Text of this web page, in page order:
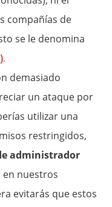
compañías de
se le denomina
.
demasiado
un ataque por
utilizar una
restringidos,
administrador
nuestros
evitarás que estos